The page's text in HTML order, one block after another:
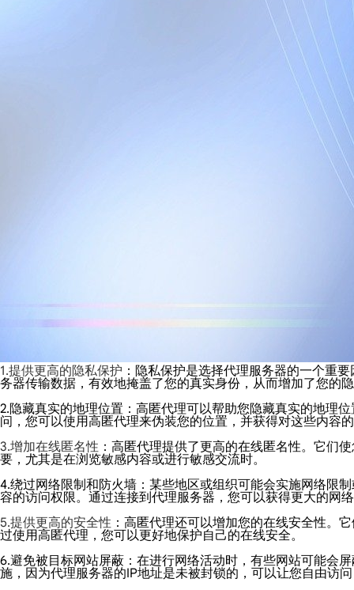
1.提供更高的隐私保护 ：隐私保护是选择代理服务器的一个重
务器传输数据，有效地掩盖了您的真实身份，从而增加了您的
2.隐藏真实的地理位置：高匿代理可以帮助您隐藏真实的地理
问，您可以使用高匿代理来伪装您的位置，并获得对这些内容
3.增加在线匿名性 ：高匿代理提供了更高的在线匿名性。它们
要，尤其是在浏览敏感内容或进行敏感交流时。
4.绕过网络限制和防火墙：某些地区或组织可能会实施网络限
容的访问权限。通过连接到代理服务器，您可以获得更大的网
5.提供更高的安全性 ：高匿代理还可以增加您的在线安全性。
过使用高匿代理，您可以更好地保护自己的在线安全。
6.避免被目标网站屏蔽：在进行网络活动时，有些网站可能会
施，因为代理服务器的IP地址是未被封锁的，可以让您自由访